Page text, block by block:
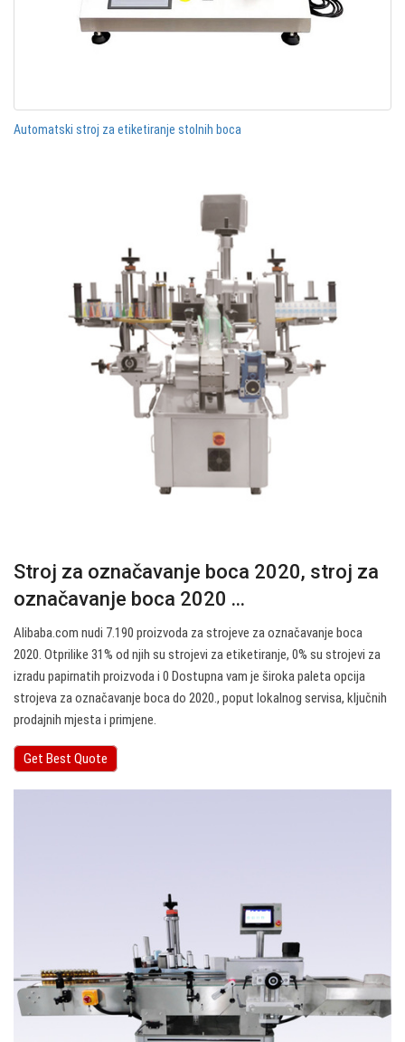
Automatski stroj za etiketiranje stolnih boca
Stroj za označavanje boca 2020, stroj za
označavanje boca 2020 ...
Alibaba.com nudi 7.190 proizvoda za strojeve za označavanje boca
2020. Otprilike 31% od njih su strojevi za etiketiranje, 0% su strojevi za
izradu papirnatih proizvoda i 0 Dostupna vam je široka paleta opcija
strojeva za označavanje boca do 2020., poput lokalnog servisa, ključnih
prodajnih mjesta i primjene.
Get Best Quote